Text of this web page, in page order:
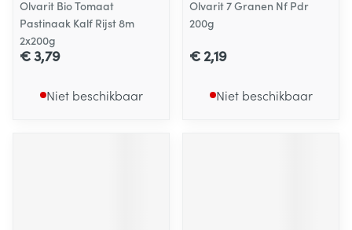
Olvarit Bio Tomaat
Pastinaak Kalf Rijst 8m
2x200g
€ 3,79
Niet beschikbaar
Olvarit 7 Granen Nf Pdr
200g
€ 2,19
Niet beschikbaar